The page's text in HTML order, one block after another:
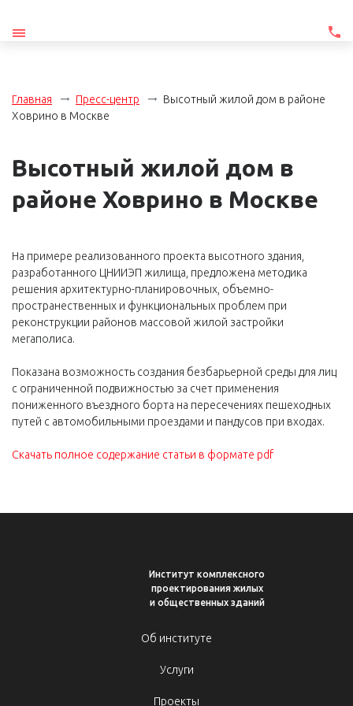
Главная Пресс-центр
Высотный жилой дом в районе
Ховрино в Москве
Высотный жилой дом в
районе Ховрино в Москве
На примере реализованного проекта высотного здания,
разработанного ЦНИИЭП жилища, предложена методика
решения архитектурно-планировочных, объемно-
пространественных и функциональных проблем при
реконструкции районов массовой жилой застройки
мегаполиса.
Показана возможность создания безбарьерной среды для лиц
с ограниченной подвижностью за счет применения
пониженного въездного борта на пересечениях пешеходных
путей с автомобильными проездами и пандусов при входах.
Скачать полное содержание статьи в формате pdf
Институт комплексного
проектирования жилых
и общественных зданий
Об институте
Услуги
Проекты